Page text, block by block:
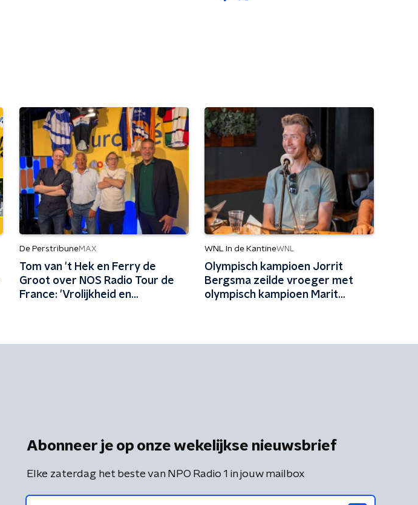
De PerstribuneMAX
Tom van 't Hek en Ferry de
Groot over NOS Radio Tour de
France: 'Vrolijkheid en
WNL In de KantineWNL
Olympisch kampioen Jorrit
Bergsma zeilde vroeger met
olympisch kampioen Marit
Abonneer je op onze wekelijkse nieuwsbrief
Elke zaterdag het beste van NPO Radio 1 in jouw mailbox